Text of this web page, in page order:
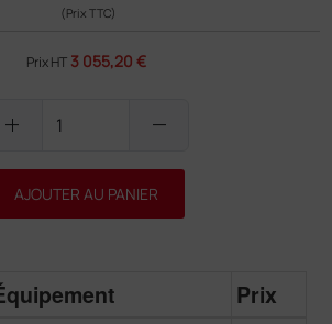
(Prix TTC)
Prix HT 3 055,20 €
add remove
AJOUTER AU PANIER
Prix